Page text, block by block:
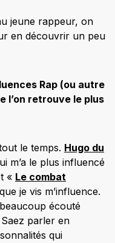
jeune rappeur, on
en découvrir un peu
Rap (ou autre
l’on retrouve le plus
le temps. Hugo du
m’a le plus influencé
« Le combat
je vis m’influence.
écouté
parler en
qui